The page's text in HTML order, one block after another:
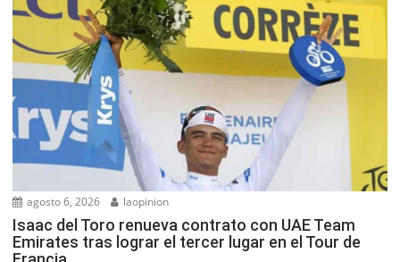
agosto 6, 2026 laopinion
Isaac del Toro renueva contrato con UAE Team
Emirates tras lograr el tercer lugar en el Tour de